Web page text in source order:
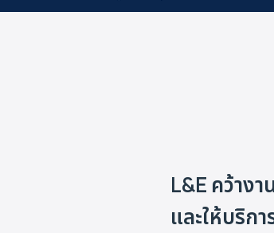
L&E คว้าง
และให้บริก